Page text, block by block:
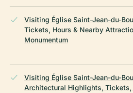
Visiting Église Saint-Jean-du-
Tickets, Hours & Nearby
Monumentum
Visiting Église Saint-Jean-du-
Architectural Highlights,